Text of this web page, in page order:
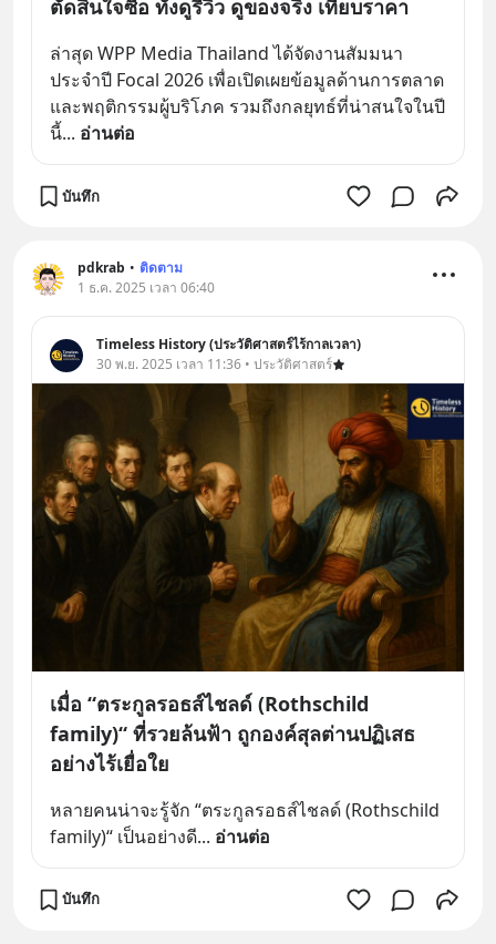
ตัดสินใจซื้อ ทั้งดูรีวิว ดูของจริง เทียบราคา
ล่าสุด WPP Media Thailand ได้จัดงานสัมมนา
ประจำปี Focal 2026 เพื่อเปิดเผยข้อมูลด้านการตลาด
และพฤติกรรมผู้บริโภค รวมถึงกลยุทธ์ที่น่าสนใจในปี
นี้... อ่านต่อ
บันทึก
pdkrab • ติดตาม
1 ธ.ค. 2025 เวลา 06:40
Timeless History (ประวัติศาสตร์ไร้กาลเวลา)
30 พ.ย. 2025 เวลา 11:36 • ประวัติศาสตร์
เมื่อ “ตระกูลรอธส์ไชลด์ (Rothschild
family)“ ที่รวยล้นฟ้า ถูกองค์สุลต่านปฏิเสธ
อย่างไร้เยื่อใย
หลายคนน่าจะรู้จัก “ตระกูลรอธส์ไชลด์ (Rothschild
family)“ เป็นอย่างดี... อ่านต่อ
บันทึก